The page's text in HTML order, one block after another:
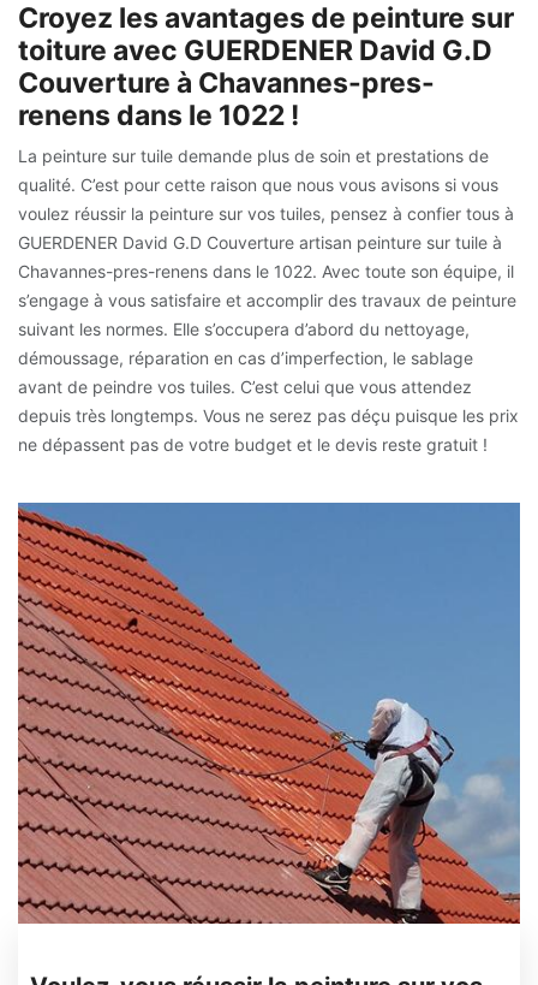
Croyez les avantages de peinture sur
toiture avec GUERDENER David G.D
Couverture à Chavannes-pres-
renens dans le 1022 !
La peinture sur tuile demande plus de soin et prestations de
qualité. C’est pour cette raison que nous vous avisons si vous
voulez réussir la peinture sur vos tuiles, pensez à confier tous à
GUERDENER David G.D Couverture artisan peinture sur tuile à
Chavannes-pres-renens dans le 1022. Avec toute son équipe, il
s’engage à vous satisfaire et accomplir des travaux de peinture
suivant les normes. Elle s’occupera d’abord du nettoyage,
démoussage, réparation en cas d’imperfection, le sablage
avant de peindre vos tuiles. C’est celui que vous attendez
depuis très longtemps. Vous ne serez pas déçu puisque les prix
ne dépassent pas de votre budget et le devis reste gratuit !